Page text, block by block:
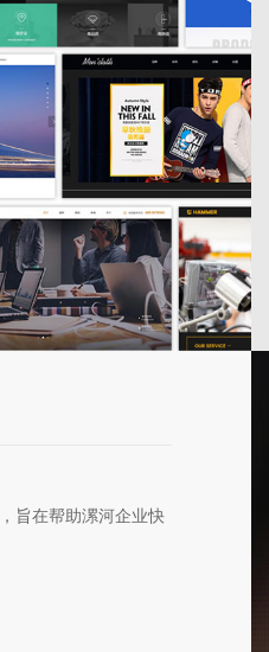
旨在帮助漯河企业快